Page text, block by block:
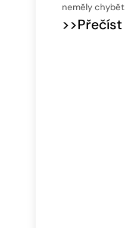
neměly